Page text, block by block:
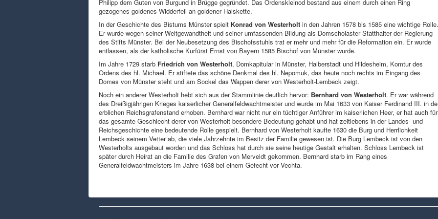
Philipp dem Guten von Burgund in Brügge gegründet. Das Ordenskleinod bestand aus einem durch einen Ring
gezogenes goldenes Widderfell an goldener Halskette.
In der Geschichte des Bistums Münster spielt Konrad von Westerholt in den Jahren 1578 bis 1585 eine wichtige Rolle.
Er wurde wegen seiner Weltgewandtheit und seiner umfassenden Bildung als Domscholaster Statthalter der Regierung
des Stifts Münster. Bei der Neubesetzung des Bischofsstuhls trat er mehr und mehr für die Reformation ein. Er wurde
entlassen, als der katholische Kurfürst Ernst von Bayern 1585 Bischof von Münster wurde.
Im Jahre 1729 starb Friedrich von Westerholt, Domkapitular in Münster, Halberstadt und Hildesheim, Komtur des
Ordens des hl. Michael. Er stiftete das schöne Denkmal des hl. Nepomuk, das heute noch rechts im Eingang des
Domes von Münster steht und am Sockel das Wappen derer von Westerholt-Lembeck zeigt.
Noch ein anderer Westerholt hebt sich aus der Stammlinie deutlich hervor: Bernhard von Westerholt. Er war während
des Dreißigjährigen Krieges kaiserlicher Generalfeldwachtmeister und wurde im Mai 1633 von Kaiser Ferdinand III. in
erblichen Reichsgrafenstand erhoben. Bernhard war nicht nur ein tüchtiger Anführer im kaiserlichen Heer, er hat auch für
das gesamte Geschlecht derer von Westerholt besondere Bedeutung gehabt und hat zeitlebens in der Landes- und
Reichsgeschichte eine bedeutende Rolle gespielt. Bernhard von Westerholt kaufte 1630 die Burg und Herrlichkeit
Lembeck seinem Vetter ab, die viele Jahrzehnte im Besitz der Familie gewesen ist. Die Burg Lembeck ist von den
Westerholts ausgebaut worden und das Schloss hat durch sie seine heutige Gestalt erhalten. Schloss Lembeck ist
später durch Heirat an die Familie des Grafen von Merveldt gekommen. Bernhard starb im Rang eines
Generalfeldwachtmeisters im Jahre 1638 bei einem Gefecht vor Vechta.